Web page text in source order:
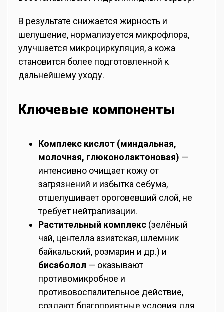
В результате снижается жирность и
шелушение, нормализуется микрофлора,
улучшается микроциркуляция, а кожа
становится более подготовленной к
дальнейшему уходу.
Ключевые компоненты
Комплекс кислот (миндальная,
молочная, глюконолактоновая) —
интенсивно очищает кожу от
загрязнений и избытка себума,
отшелушивает ороговевший слой, не
требует нейтрализации.
Растительный комплекс (зелёный
чай, центелла азиатская, шлемник
байкальский, розмарин и др.) и
бисаболол — оказывают
противомикробное и
противовоспалительное действие,
создают благоприятные условия для